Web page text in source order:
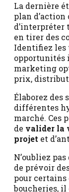
La dernière
plan d’action
d’interpréter
en tirer des
Identifiez les
opportunités
marketing
prix,
Élaborez des
différentes
marché. Ces
de valider la
projet et
N’oubliez
de prévoir
pour certains
boucheries,